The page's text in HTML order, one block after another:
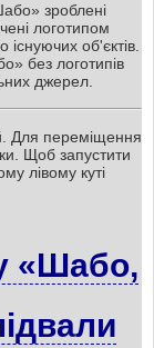
зроблені
логотипом
об'єктів.
без логотипів
джерел.
Для переміщення
Щоб запустити
лівому куті
«Шабо,